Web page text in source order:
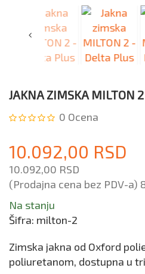
JAKNA ZIMSKA MILTON
0 Ocena
10.092,00 RSD
10.092,00 RSD
(Prodajna cena bez PDV-a)
Na stanju
Šifra: milton-2
Zimska jakna od Oxford
poliuretanom, dostupna u